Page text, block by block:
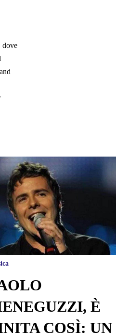
dove
È
COSÌ: UN